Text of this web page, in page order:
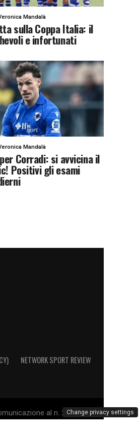
Mandalà
sulla Coppa Italia: il
e infortunati
Mandalà
Corradi: si avvicina il
Positivi gli esami
NETWORK SPORT REVIEW
al n. 26692 - PI
Change privacy settings